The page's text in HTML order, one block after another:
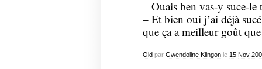
– Ouais ben vas-y suce-
– Et bien oui j’ai déjà
que ça a meilleur goût
Old par Gwendoline Klingonle 15 Nov